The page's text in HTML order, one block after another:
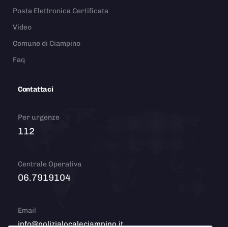
Posta Elettronica Certificata
Video
Comune di Ciampino
Faq
Contattaci
Per urgenze
112
Centrale Operativa
06.7919104
Email
info@polizialocaleciampino.it